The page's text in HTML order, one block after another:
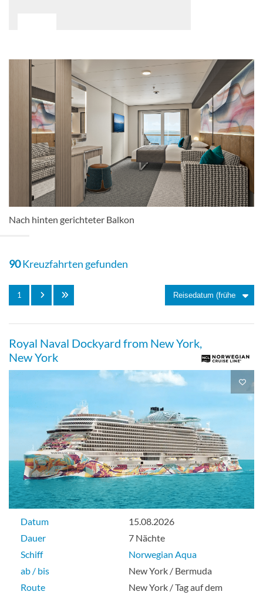
Balkon-[BA]
Deck 10
Balkonkabine
Balkonkabine
Balkon-[BF]
Balkonkabine
Solo Balkon-[BT]
Deck 12
Balkonkabine
Nach hinten gerichteter Balkon
90Kreuzfahrten gefunden
1
Royal Naval Dockyard from New York,
New York
Datum
15.08.2026
Dauer
7 Nächte
Schiff
Norwegian Aqua
ab / bis
New York / Bermuda
Route
New York / Tag auf dem